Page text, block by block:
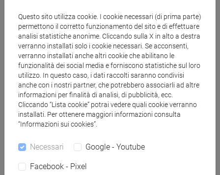
- Laurea magistrale (DM270)
chimica industriale/chimica
Mutua da
CHIMICA ORGANICA 3 E LABORATORIO -
MOD.1 [CM0331]
Struttura generale dell'insegnamento
Questo sito utilizza cookie. I cookie necessari (di prima parte)
permettono il corretto funzionamento del sito e di effettuare
analisi statistiche anonime. Cliccando sulla X in alto a destra
verranno installati solo i cookie necessari. Se acconsenti,
verranno installati anche altri cookie che abilitano le
funzionalità dei social media e forniscono statistiche sul loro
utilizzo. In questo caso, i dati raccolti saranno condivisi
anche con i nostri partner, che potrebbero associarli ad altre
informazioni per finalità di analisi, di pubblicità, ecc.
Cliccando “Lista cookie” potrai vedere quali cookie verranno
installati. Per ottenere maggiori informazioni consulta
“Informazioni sui cookies”.
Necessari Google - Youtube
Facebook - Pixel